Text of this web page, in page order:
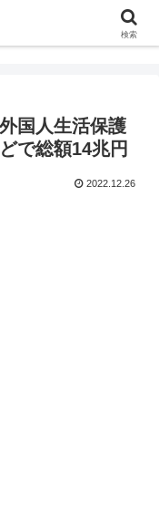
国人生活保護
で総額14兆円
2022.12.26
検索